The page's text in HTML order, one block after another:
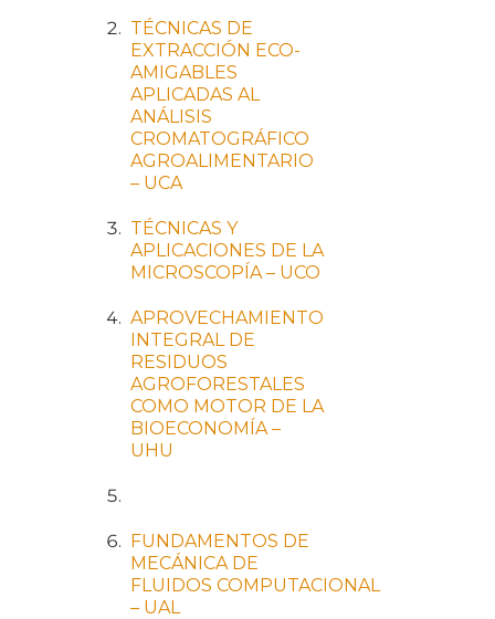
TÉCNICAS DE
EXTRACCIÓN ECO-
AMIGABLES
APLICADAS AL
ANÁLISIS
CROMATOGRÁFICO
AGROALIMENTARIO
– UCA
TÉCNICAS Y
APLICACIONES DE LA
MICROSCOPÍA – UCO
APROVECHAMIENTO
INTEGRAL DE
RESIDUOS
AGROFORESTALES
COMO MOTOR DE LA
BIOECONOMÍA –
UHU
FUNDAMENTOS DE
MECÁNICA DE
FLUIDOS COMPUTACIONAL
– UAL